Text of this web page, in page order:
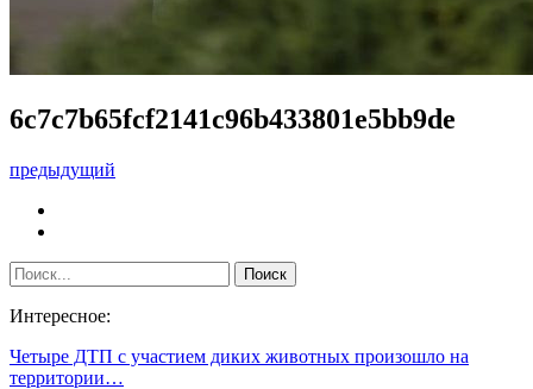
6c7c7b65fcf2141c96b433801e5bb9de
предыдущий
Интересное:
Четыре ДТП с участием диких животных произошло на
территории…